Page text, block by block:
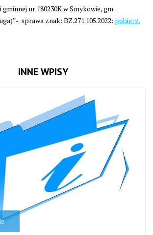
nr 180230K w Smykowie, gm.
sprawa znak: BZ.271.105.2022: pobierz.
INNE WPISY